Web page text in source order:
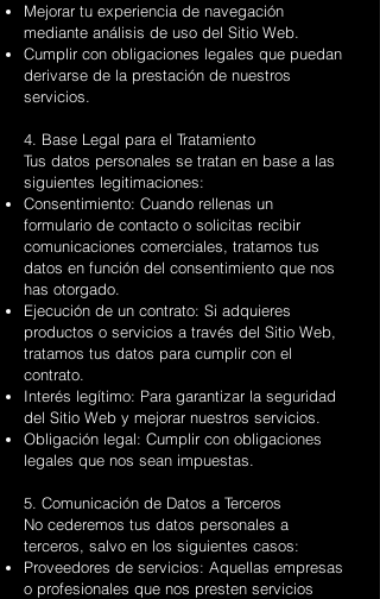
Mejorar tu experiencia de navegación
mediante análisis de uso del Sitio Web.
Cumplir con obligaciones legales que puedan
derivarse de la prestación de nuestros
servicios.
4. Base Legal para el Tratamiento
Tus datos personales se tratan en base a las
siguientes legitimaciones:
Consentimiento: Cuando rellenas un
formulario de contacto o solicitas recibir
comunicaciones comerciales, tratamos tus
datos en función del consentimiento que nos
has otorgado.
Ejecución de un contrato: Si adquieres
productos o servicios a través del Sitio Web,
tratamos tus datos para cumplir con el
contrato.
Interés legítimo: Para garantizar la seguridad
del Sitio Web y mejorar nuestros servicios.
Obligación legal: Cumplir con obligaciones
legales que nos sean impuestas.
5. Comunicación de Datos a Terceros
No cederemos tus datos personales a
terceros, salvo en los siguientes casos:
Proveedores de servicios: Aquellas empresas
o profesionales que nos presten servicios